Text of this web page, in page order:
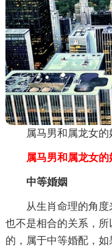
属马男和属龙女的
属马男和属龙女的
中等婚姻
从生肖命理的角度
也不是相合的关系，
的，属于中等婚配，